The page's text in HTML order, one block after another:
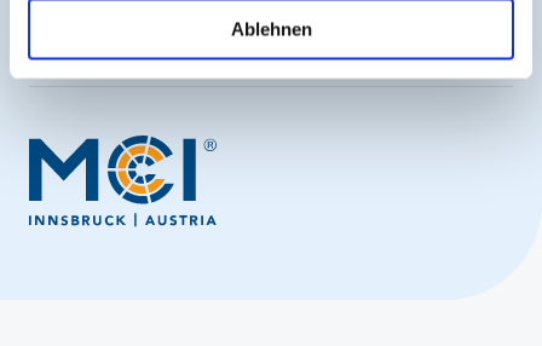
Ablehnen
Verwendung des EASEE-Systems für
Neurostimulation
Jetzt anmelden